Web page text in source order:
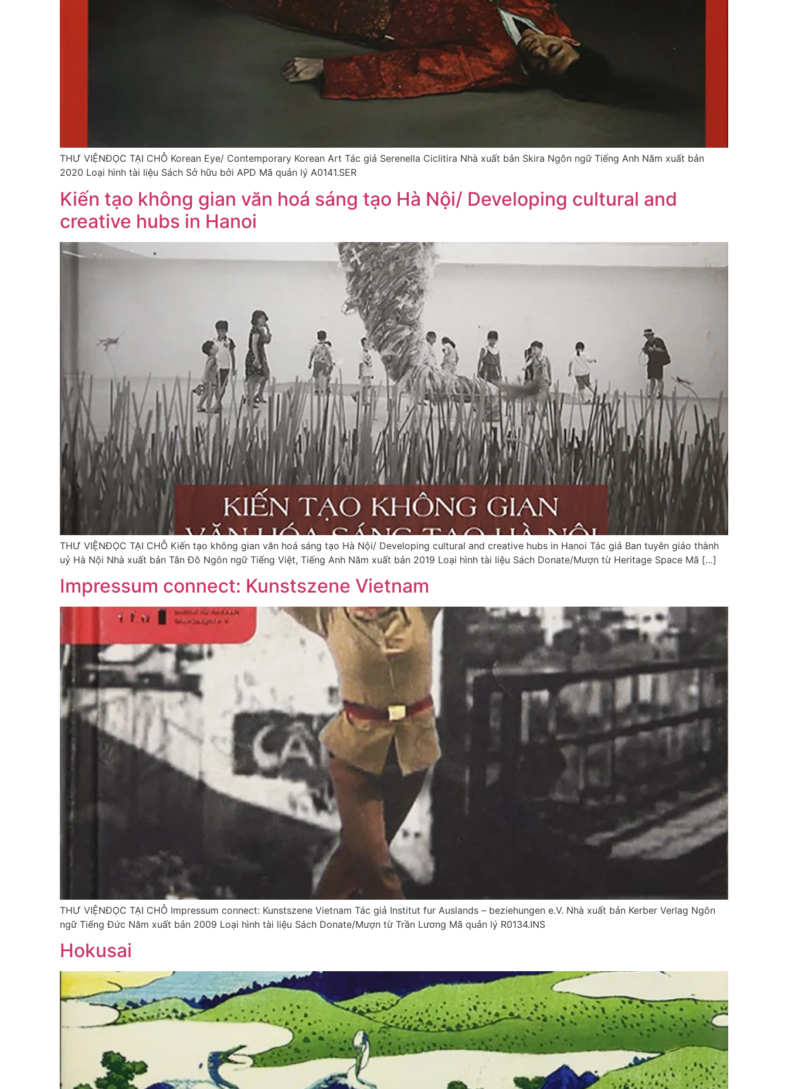
THƯ VIỆNĐỌC TẠI CHỖ Korean Eye/ Contemporary Korean Art Tác giả Serenella Ciclitira Nhà xuất bản Skira Ngôn ngữ Tiếng Anh Năm xuất bản
2020 Loại hình tài liệu Sách Sở hữu bởi APD Mã quản lý A0141.SER
Kiến tạo không gian văn hoá sáng tạo Hà Nội/ Developing cultural and
creative hubs in Hanoi
THƯ VIỆNĐỌC TẠI CHỖ Kiến tạo không gian văn hoá sáng tạo Hà Nội/ Developing cultural and creative hubs in Hanoi Tác giả Ban tuyên giáo thành
uỷ Hà Nội Nhà xuất bản Tân Đô Ngôn ngữ Tiếng Việt, Tiếng Anh Năm xuất bản 2019 Loại hình tài liệu Sách Donate/Mượn từ Heritage Space Mã […]
Impressum connect: Kunstszene Vietnam
THƯ VIỆNĐỌC TẠI CHỖ Impressum connect: Kunstszene Vietnam Tác giả Institut fur Auslands – beziehungen e.V. Nhà xuất bản Kerber Verlag Ngôn
ngữ Tiếng Đức Năm xuất bản 2009 Loại hình tài liệu Sách Donate/Mượn từ Trần Lương Mã quản lý R0134.INS
Hokusai